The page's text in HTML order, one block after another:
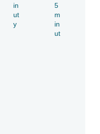
in
ut
y
5
m
in
ut